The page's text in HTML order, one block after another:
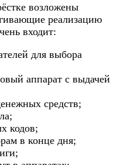
возложены
реализацию
входит:
для выбора
аппарат с выдачей
средств;
кодов;
в конце дня;